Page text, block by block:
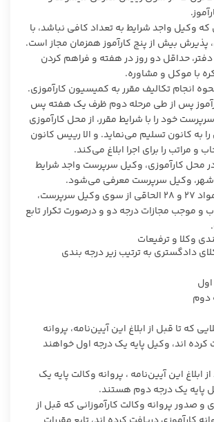
وکیل واجد شرایط به تعداد کافی نباشد، با
بیش از پنج کارآموز همزمان مجاز است.
دفتر، حداقل دو روز در هفته و فراهم کردن
با موکل و مشاوره.
انجام تکالیف مقرر به کمیسیون کارآموزی.
ـ کارآموز پس از طی مرحله دوم ظرف یک هفته پس
خود را با شرایط مقرر، از محل کارآموزی
به کانون تسلیم می‌نماید. و الا رییس کانون
و مراتب را برای اجرا ابلاغ می‌کند.
محل کارآموزی، وکیل سرپرست واجد شرایط
شهر، وکیل سرپرست معرفی می‌شود.
ماده ۲۹- عدم رعایت مواد ۲۷ و ۲۸ الحاقی از سوی وکیل سرپرست،
موجب مجازات درجه دو و درصورت تکرار تابع
وکلا و ترفیعات
ـ وکلای دادگستری به ترتیب زیر درجه بندی
ـ وکلایی که تا قبل از ابلاغ این آیین‌نامه، پروانه
کرده اند، وکیل پایه یک درجه اول خواهند
این آیین‌نامه ، پروانه وکالت پایه یک
پایه یک درجه دوم هستند.
و صدور پروانه وکالت کارآموزانی که قبل از